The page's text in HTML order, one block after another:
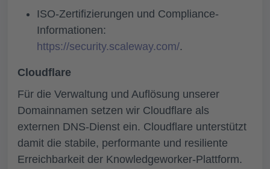
ISO-Zertifizierungen und Compliance-
Informationen:
https://security.scaleway.com/.
Cloudflare
Für die Verwaltung und Auflösung unserer
Domainnamen setzen wir Cloudflare als
externen DNS-Dienst ein. Cloudflare unterstützt
damit die stabile, performante und resiliente
Erreichbarkeit der Knowledgeworker-Plattform.